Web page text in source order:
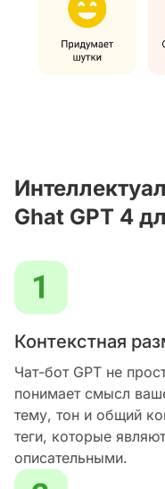
Ghat GPT 4
Контекстная
Чат-бот GPT не
понимает смысл
тему, тон и общий
теги, которые
описательными.